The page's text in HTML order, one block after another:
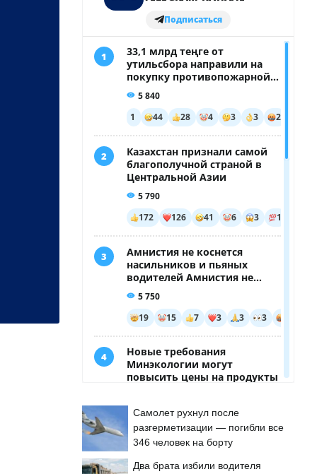
Самолет рухнул после
разгерметизации — погибли все
346 человек на борту
Два брата избили водителя